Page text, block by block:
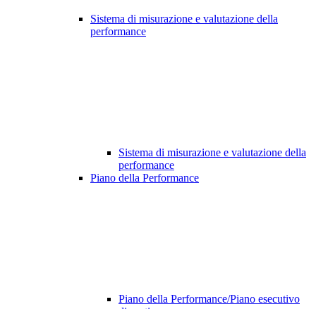
Sistema di misurazione e valutazione della
performance
Sistema di misurazione e valutazione della
performance
Piano della Performance
Piano della Performance/Piano esecutivo